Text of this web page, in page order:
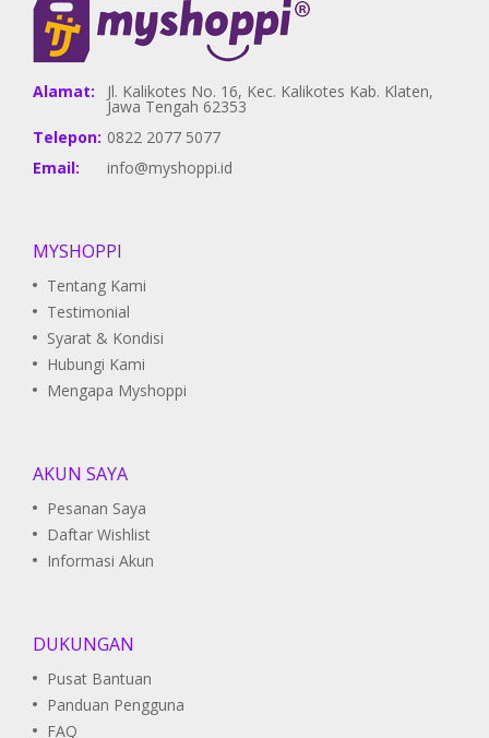
Alamat: Jl. Kalikotes No. 16, Kec. Kalikotes Kab. Klaten,
Jawa Tengah 62353
Telepon: 0822 2077 5077
Email:
info@myshoppi.id
MYSHOPPI
Tentang Kami
Testimonial
Syarat & Kondisi
Hubungi Kami
Mengapa Myshoppi
AKUN SAYA
Pesanan Saya
Daftar Wishlist
Informasi Akun
DUKUNGAN
Pusat Bantuan
Panduan Pengguna
FAQ